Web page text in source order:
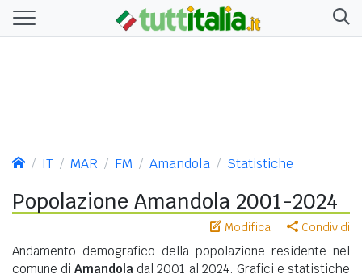
IT MAR FM Amandola Statistiche
Popolazione Amandola 2001-2024
Modifica Condividi
Andamento demografico della popolazione residente nel
comune diAmandola dal 2001 al 2024. Grafici e statistiche